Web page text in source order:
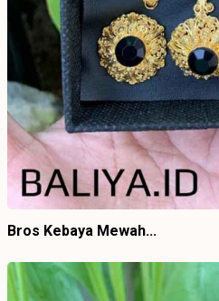
Bros Kebaya Mewah...